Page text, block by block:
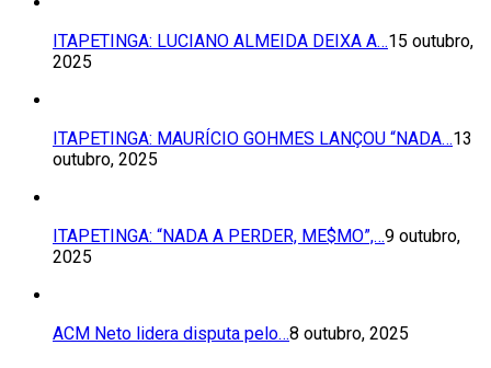
ITAPETINGA: LUCIANO ALMEIDA DEIXA A…15 outubro,
2025
ITAPETINGA: MAURÍCIO GOHMES LANÇOU “NADA…13
outubro, 2025
ITAPETINGA: “NADA A PERDER, ME$MO”,…9 outubro,
2025
ACM Neto lidera disputa pelo…8 outubro, 2025